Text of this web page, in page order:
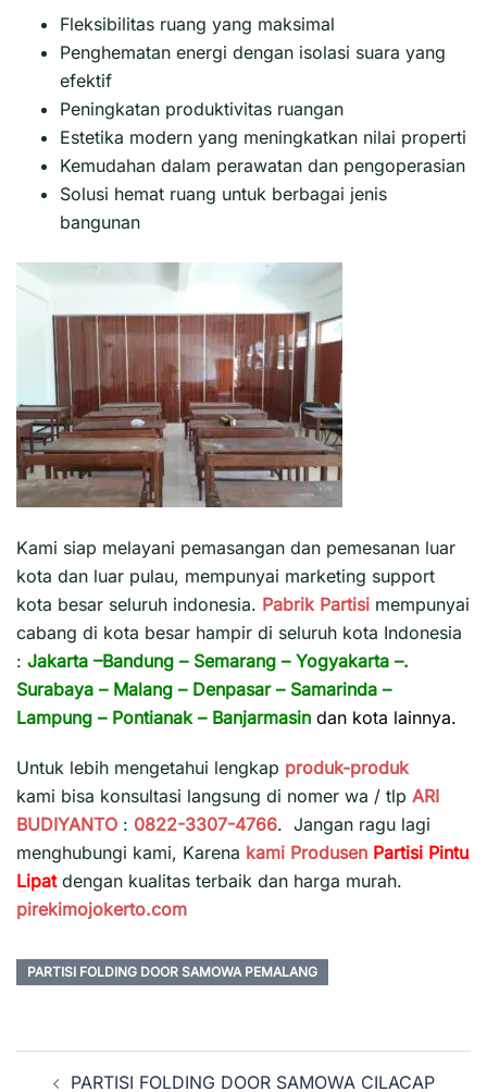
Fleksibilitas ruang yang maksimal
Penghematan energi dengan isolasi suara yang
efektif
Peningkatan produktivitas ruangan
Estetika modern yang meningkatkan nilai properti
Kemudahan dalam perawatan dan pengoperasian
Solusi hemat ruang untuk berbagai jenis
bangunan
Kami siap melayani pemasangan dan pemesanan luar
kota dan luar pulau, mempunyai marketing support
kota besar seluruh indonesia. Pabrik Partisi mempunyai
cabang di kota besar hampir di seluruh kota Indonesia
: Jakarta –Bandung – Semarang – Yogyakarta –.
Surabaya – Malang – Denpasar– Samarinda –
Lampung – Pontianak – Banjarmasin dan kota lainnya.
Untuk lebih mengetahui lengkap produk-produk
kami bisa konsultasi langsung di nomer wa / tlp ARI
BUDIYANTO : 0822-3307-4766. Jangan ragu lagi
menghubungi kami, Karena kami Produsen Partisi Pintu
Lipat dengan kualitas terbaik dan harga murah.
pirekimojokerto.com
PARTISI FOLDING DOOR SAMOWA PEMALANG
NavigasiPARTISI FOLDING DOOR SAMOWA CILACAP